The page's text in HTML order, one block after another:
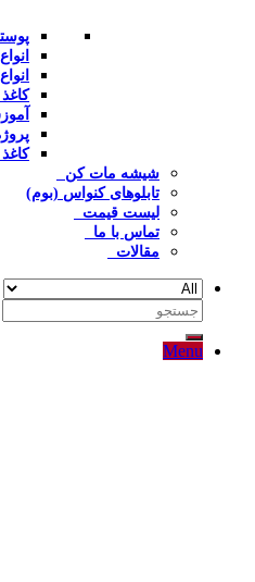
شیشه مات کن
تابلوهای کنواس (بوم)
لیست قیمت
تماس با ما
مقالات
جستجو
Menu